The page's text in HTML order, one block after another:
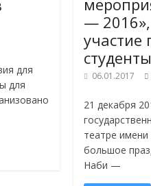
для
для
—
участие
06.01.2017
21 декабря
театре
большое
Наби —